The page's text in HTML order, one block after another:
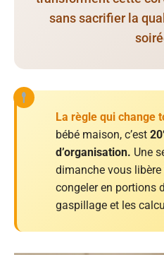
sans sacrifier la
La règle qui change
bébé maison, c’est
d’organisation. Une
dimanche vous
congeler en portions
gaspillage et les